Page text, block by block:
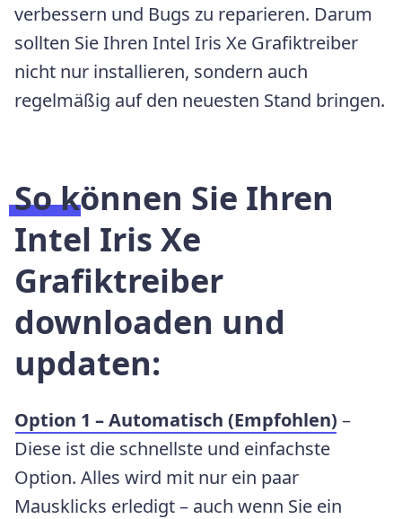
verbessern und Bugs zu reparieren. Darum
sollten Sie Ihren Intel Iris Xe Grafiktreiber
nicht nur installieren, sondern auch
regelmäßig auf den neuesten Stand bringen.
So können Sie Ihren
Intel Iris Xe
Grafiktreiber
downloaden und
updaten:
Option 1 – Automatisch (Empfohlen) –
Diese ist die schnellste und einfachste
Option. Alles wird mit nur ein paar
Mausklicks erledigt – auch wenn Sie ein